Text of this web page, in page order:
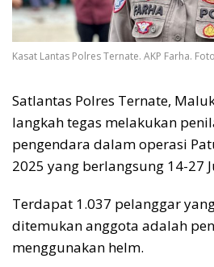
Kasat Lantas Polres Ternate. AKP Farha.
Satlantas Polres Ternate,
langkah tegas melakukan
pengendara dalam operasi
2025 yang berlangsung 14-27
Terdapat 1.037 pelanggar
ditemukan anggota adalah
menggunakan helm.